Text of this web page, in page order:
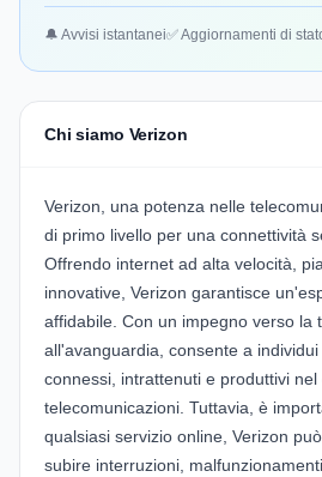
🔔 Avvisi istantanei✅ Aggiornamenti di
Chi siamo Verizon
Verizon, una potenza nelle
di primo livello per una connettività
Offrendo internet ad alta velocità,
innovative, Verizon garantisce
affidabile. Con un impegno verso la
all'avanguardia, consente a
connessi, intrattenuti e produttivi
telecomunicazioni. Tuttavia, è
qualsiasi servizio online, Verizon
subire interruzioni,